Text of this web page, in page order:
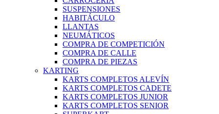
SUSPENSIONES
HABITÁCULO
LLANTAS
NEUMÁTICOS
COMPRA DE COMPETICIÓN
COMPRA DE CALLE
COMPRA DE PIEZAS
KARTING
KARTS COMPLETOS ALEVÍN
KARTS COMPLETOS CADETE
KARTS COMPLETOS JUNIOR
KARTS COMPLETOS SENIOR